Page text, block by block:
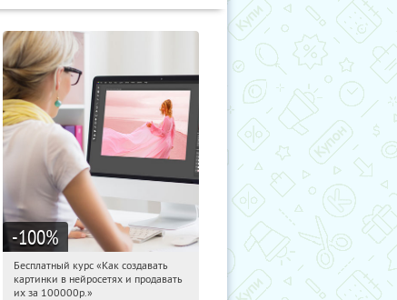
-100%
13:31:27 Получили:
Россия
Бесплатный курс «Как создавать
картинки в нейросетях и продавать
их за 100000р.»